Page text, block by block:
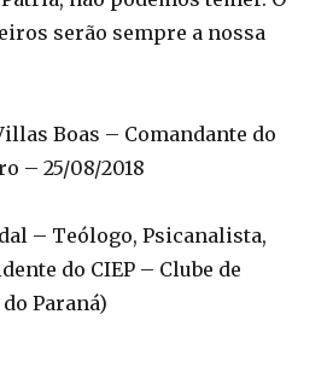
serão sempre a nossa
Boas – Comandante do
– 25/08/2018
– Teólogo, Psicanalista,
do CIEP – Clube de
Paraná)